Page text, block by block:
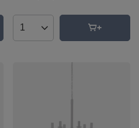
Ilość produktów